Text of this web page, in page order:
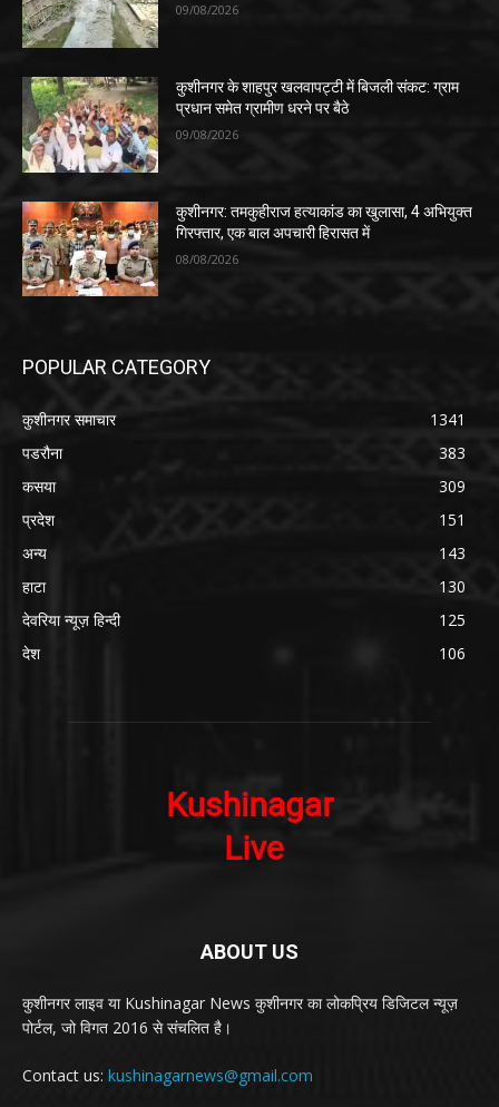
09/08/2026
कुशीनगर के शाहपुर खलवापट्टी में बिजली संकट: ग्राम
प्रधान समेत ग्रामीण धरने पर बैठे
09/08/2026
कुशीनगर: तमकुहीराज हत्याकांड का खुलासा, 4 अभियुक्त
गिरफ्तार, एक बाल अपचारी हिरासत में
08/08/2026
POPULAR CATEGORY
कुशीनगर समाचार
1341
पडरौना
383
कसया
309
प्रदेश
151
अन्य
143
हाटा
130
देवरिया न्यूज़ हिन्दी
125
देश
106
ABOUT US
कुशीनगर लाइव या Kushinagar News कुशीनगर का लोकप्रिय डिजिटल न्यूज़
पोर्टल, जो विगत 2016 से संचलित है।
Contact us: kushinagarnews@gmail.com